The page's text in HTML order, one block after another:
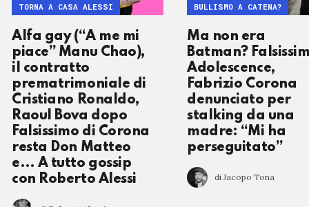
Alfa gay (“A me mi
piace” Manu Chao),
il contratto
prematrimoniale di
Cristiano Ronaldo,
Raoul Bova dopo
Falsissimo di Corona
resta Don Matteo
e… A tutto gossip
con Roberto Alessi
TORNA A CASA ALESSI
Ma non era
Batman?
Adolescence,
Fabrizio Corona
denunciato per
stalking da una
madre: “Mi ha
perseguitato”
di Jacopo Tona
BULLISMO A CATENA?